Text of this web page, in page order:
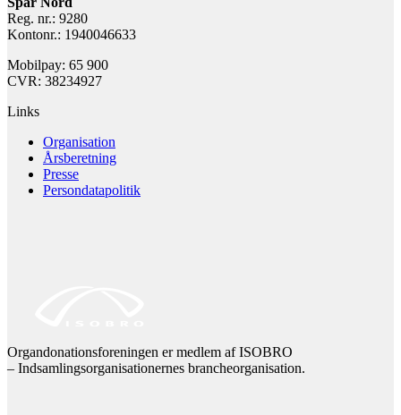
Reg. nr.: 9280
Kontonr.: 1940046633
Mobilpay: 65 900
CVR: 38234927
Links
Organisation
Årsberetning
Presse
Persondatapolitik
Organdonationsforeningen er medlem af ISOBRO
– Indsamlingsorganisationernes brancheorganisation.